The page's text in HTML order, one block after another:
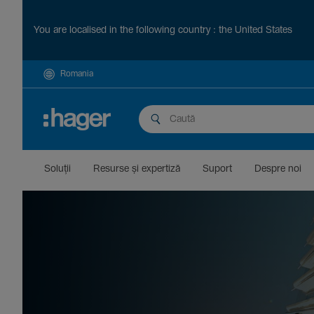
You are localised in the following country : the United States
Romania
Soluții Resurse și exper­tiză Suport Despre noi